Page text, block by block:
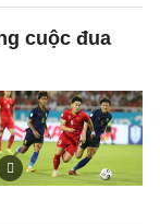
cuộc đua